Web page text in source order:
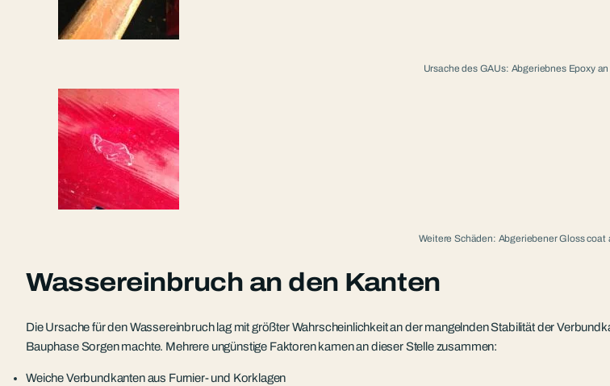
Ursache des GAUs: Abgeriebnes Epoxy
Weitere Schäden: Abgeriebener Gloss coat
Wassereinbruch an den Kanten
Die Ursache für den Wassereinbruch lag mit größter Wahrscheinlichkeit an der mangelnden Stabilität der
Bauphase Sorgen machte. Mehrere ungünstige Faktoren kamen an dieser Stelle zusammen:
Weiche Verbundkanten aus Furnier- und Korklagen